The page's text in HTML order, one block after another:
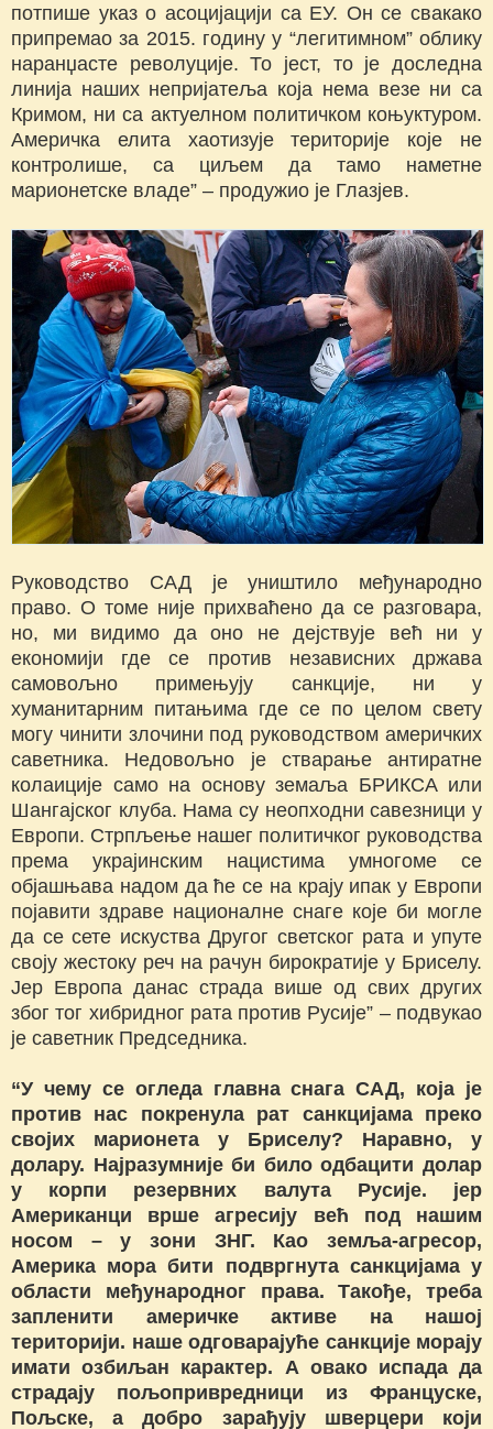
потпише указ о асоцијацији са ЕУ. Он се свакако
припремао за 2015. годину у “легитимном” облику
наранџасте револуције. То јест, то је доследна
линија наших непријатеља која нема везе ни са
Кримом, ни са актуелном политичком коњуктуром.
Америчка елита хаотизује територије које не
контролише, са циљем да тамо наметне
марионетске владе” – продужио је Глазјев.
Руководство САД је уништило међународно
право. О томе није прихваћено да се разговара,
но, ми видимо да оно не дејствује већ ни у
економији где се против независних држава
самовољно примењују санкције, ни у
хуманитарним питањима где се по целом свету
могу чинити злочини под руководством америчких
саветника. Недовољно је стварање антиратне
колаиције само на основу земаља БРИКСА или
Шангајског клуба. Нама су неопходни савезници у
Европи. Стрпљење нашег политичког руководства
према украјинским нацистима умногоме се
објашњава надом да ће се на крају ипак у Европи
појавити здраве националне снаге које би могле
да се сете искуства Другог светског рата и упуте
своју жестоку реч на рачун бирократије у Бриселу.
Јер Европа данас страда више од свих других
због тог хибридног рата против Русије” – подвукао
је саветник Председника.
“У чему се огледа главна снага САД, која је
против нас покренула рат санкцијама преко
својих марионета у Бриселу? Наравно, у
долару. Најразумније би било одбацити долар
у корпи резервних валута Русије. јер
Американци врше агресију већ под нашим
носом – у зони ЗНГ. Као земља-агресор,
Америка мора бити подвргнута санкцијама у
области међународног права. Такође, треба
запленити америчке активе на нашој
територији. наше одговарајуће санкције морају
имати озбиљан карактер. А овако испада да
страдају пољопривредници из Француске,
Пољске, а добро зарађују шверцери који